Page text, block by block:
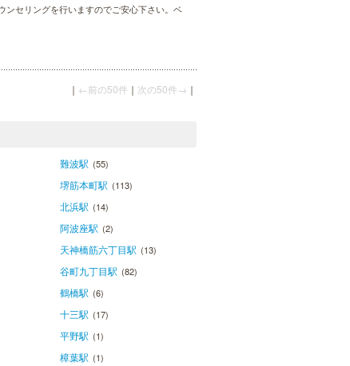
セリングを行いますのでご安心下さい。ベ
｜ ←前の50件 ｜ 次の50件→ ｜
難波駅 (55)
堺筋本町駅 (113)
北浜駅 (14)
阿波座駅 (2)
天神橋筋六丁目駅 (13)
谷町九丁目駅 (82)
鶴橋駅 (6)
十三駅 (17)
平野駅 (1)
樟葉駅 (1)